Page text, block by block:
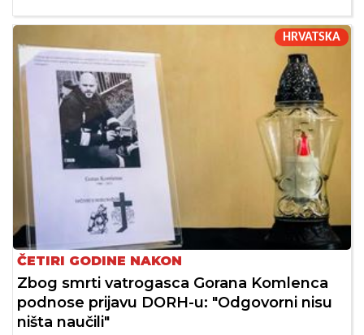
HRVATSKA
ČETIRI GODINE NAKON
Zbog smrti vatrogasca Gorana Komlenca
podnose prijavu DORH-u: "Odgovorni nisu
ništa naučili"